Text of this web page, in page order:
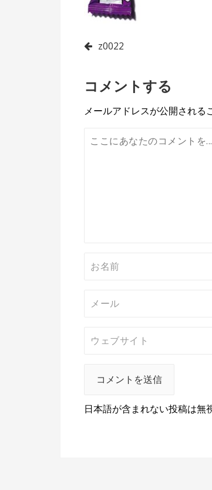
投
ナ
ビ
ゲ
z0022
コメントする
メールアドレスが公開される
日本語が含まれない投稿は無